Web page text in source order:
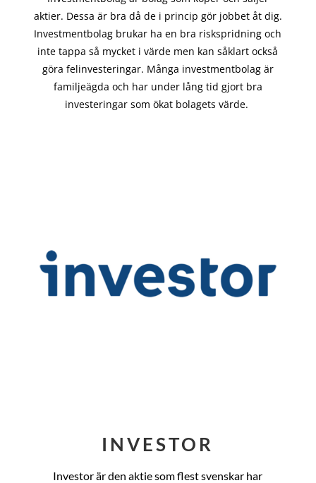
aktier. Dessa är bra då de i princip görjobbet åt dig.
Investmentbolag brukar ha en bra riskspridning och
inte tappa så mycket i värde men kan såklart också
göra felinvesteringar. Många investmentbolag är
familjeägda och har under lång tid gjort bra
investeringar som ökat bolagets värde.
INVESTOR
Investor är den aktie som flest svenskar har